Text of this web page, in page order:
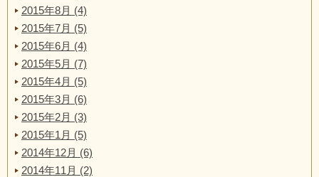
2015年8月 (4)
2015年7月 (5)
2015年6月 (4)
2015年5月 (7)
2015年4月 (5)
2015年3月 (6)
2015年2月 (3)
2015年1月 (5)
2014年12月 (6)
2014年11月 (2)